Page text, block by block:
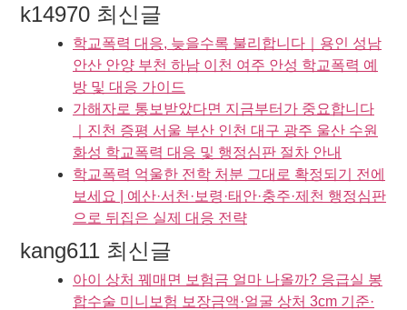
k14970 최신글
학교폭력 대응, 늦을수록 불리합니다｜용인 성남
안산 안양 부천 하남 이천 여주 안성 학교폭력 예
방 및 대응 가이드
가해자로 통보받았다면 지금부터가 중요합니다
｜진천 증평 서울 부산 인천 대구 광주 울산 수원
화성 학교폭력 대응 및 행정심판 절차 안내
학교폭력 억울한 전학 처분 그대로 확정되기 전에
보세요 | 예산·서천·보령·태안·충주·제천 행정심판
으로 뒤집은 실제 대응 전략
kang611 최신글
아이 상처 꿰매면 보험금 얼마 나올까? 응급실 봉
합수술 미니보험 보장금액·얼굴 상처 3cm 기준·